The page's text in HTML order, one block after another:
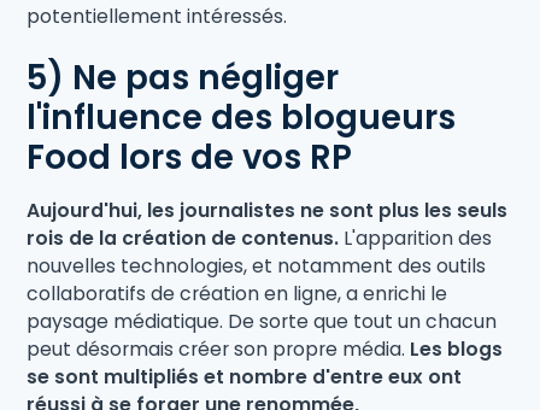
potentiellement intéressés.
5) Ne pas négliger
l'influence des blogueurs
Food lors de vos RP
Aujourd'hui, les journalistes ne sont plus les seuls
rois de la création de contenus. L'apparition des
nouvelles technologies, et notamment des outils
collaboratifs de création en ligne, a enrichi le
paysage médiatique. De sorte que tout un chacun
peut désormais créer son propre média. Les blogs
se sont multipliés et nombre d'entre eux ont